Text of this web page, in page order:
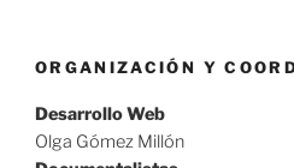
ORGANIZACIÓN Y
Desarrollo Web
Olga Gómez Millón